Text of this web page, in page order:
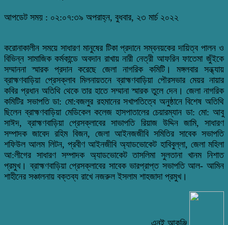
আপডেট সময় : ০২:০৭:৩৯ অপরাহ্ন, বুধবার, ২৩ মার্চ ২০২২
করোনাকালীন সময়ে সাধারণ মানুষের টিকা প্রদানে সম্বনয়কের দায়িত্ব পালন ও
বিভিন্ন সামাজিক কর্মকান্ডে অবদান রাখায় নারী নেত্রী আফরিন ফাতেমা জুঁইকে
সম্মাননা স্মারক প্রদান করেছে জেলা নাগরিক কমিটি। মঙ্গলবার সন্ধ্যায়
ব্রাহ্মণবাড়িয়া প্রেসক্লাব মিলনায়তনে ব্রাহ্মণবাড়িয়া পৌরসভার মেয়র নায়ার
কবির প্রধান অতিথি থেকে তার হাতে সম্মানা স্মারক তুলে দেন। জেলা নাগরিক
কমিটির সভাপতি ডা: মো:বজলুর রহমানের সখাপতিত্বে অনুষ্ঠানে বিশেষ অতিথি
ছিলেন ব্রাহ্মণবাড়িয়া মেডিকেল কলেজ হাসপাতালের চেয়ারম্যান ডা: মো: আবু
সাঈদ, ব্রাহ্মণবাড়িয়া প্রেসক্লাবের সাভাপতি রিয়াজ উদ্দিন জামি, সাধারণ
সম্পাদক জাবেদ রহিম বিজন, জেলা আইনজজীবি সমিতির সাবেক সভাপতি
শফিউল আলম লিটন, প্রবীণ আইনজীবি অ্যাডভোকেট হাবিবুল্লা, জেলা মহিলা
আ:লীগের সাধারণ সম্পাদক অ্যাডভোকেট তাসলিমা সুলতানা খানম নিশাত
প্রমুখ। ব্রাহ্মণবাড়িয়া প্রেসক্লাবের সাবেক ভারপ্রাপ্ত সভাপতি আল- আমিন
শাহীনের সঞ্চালনায় বক্তব্য রাখে নজরুল ইসলাম শাহজাদা প্রমুখ।
এনই আকন্ঞ্জি